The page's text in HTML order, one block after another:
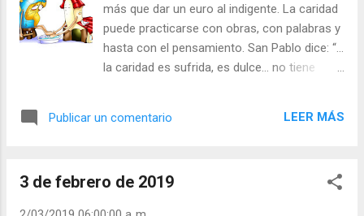
Lecturas del Día (+ Leer ). | Evangelio y
Meditación (+ Leer ) | | Santo del día (+ Leer
) | Laudes (+ Leer ) | Vísperas (+ Leer ) |
más que dar un euro al indigente. La caridad
puede practicarse con obras, con palabras y
hasta con el pensamiento. San Pablo dice: “…
la caridad es sufrida, es dulce… no tiene
soporta”. Para hacer obras de caridad no es
acogedora pueden producir un cambio en la
Publicar un comentario LEER MÁS
3 de febrero de 2019